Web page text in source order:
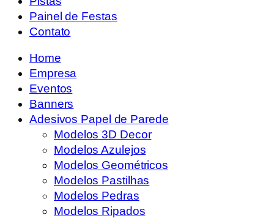
Painel de Festas
Contato
Home
Empresa
Eventos
Banners
Adesivos Papel de Parede
Modelos 3D Decor
Modelos Azulejos
Modelos Geométricos
Modelos Pastilhas
Modelos Pedras
Modelos Ripados